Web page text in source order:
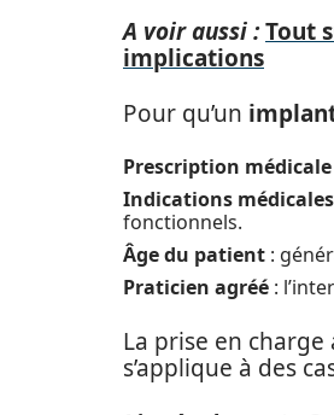
A voir aussi :Tout
implications
Pour qu’un
Prescription médicale
Indications médicales
fonctionnels.
Âge du patient :
Praticien agréé :
La prise en
s’applique à des